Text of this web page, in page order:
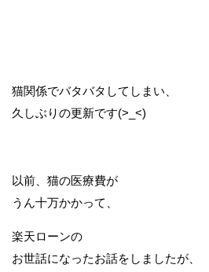
猫関係でバタバタしてしまい、
久しぶりの更新です(>_<)
以前、猫の医療費が
うん十万かかって、
楽天ローンの
お世話になったお話をしましたが、